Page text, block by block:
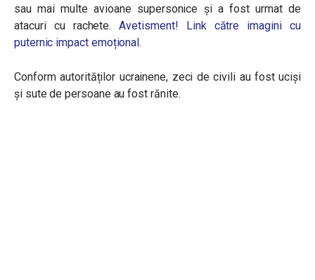
sau mai multe avioane supersonice și a fost urmat de
atacuri cu rachete.Avetisment! Link către imagini cu
puternic impact emoțional.
Conform autorităților ucrainene, zeci de civili au fost uciși
și sute de persoane au fost rănite.